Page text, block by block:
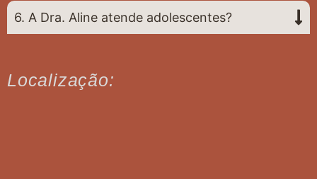
6. A Dra. Aline atende adolescentes?
Localização: